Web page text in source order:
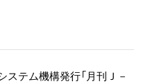
テム機構発行「月刊Ｊ－